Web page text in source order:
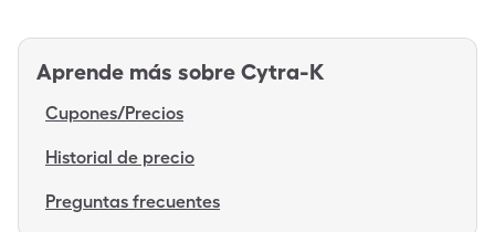
Aprende más sobre Cytra-K
Cupones/Precios
Historial de precio
Preguntas frecuentes